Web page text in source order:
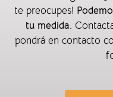
te preocupes!
tu medida.
pondrá en contacto